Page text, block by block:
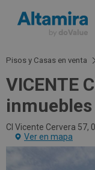
Pisos y Casas en venta
VICENTE
Cl Vicente Cervera 57,
Ver en mapa